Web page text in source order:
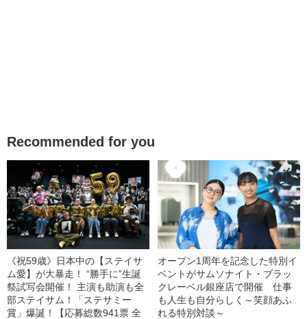
Recommended for you
《祝59歳》日本中の【ステイサ
ム愛】が大暴走！ “勝手に”生誕
祭試写会開催！ 主演も助演も全
部ステイサム！「ステサミー
賞」爆誕！【応募総数941票 全
オープン1周年を記念した特別イ
ベントがサムソナイト・ブラッ
クレーベル銀座店で開催 仕事
も人生も自分らしく～笑顔あふ
れる特別対談～